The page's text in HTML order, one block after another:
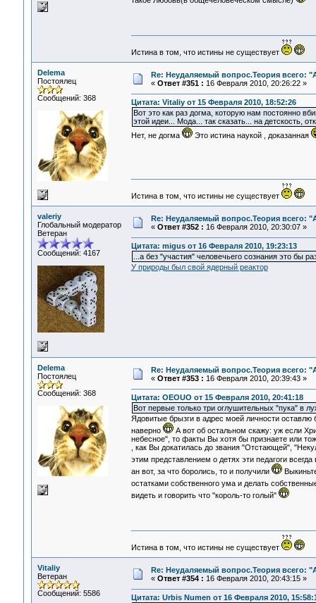
Истина в том, что истины не существует
Delema
Постоялец
Сообщений: 368
Re: Неудаляемый вопрос.Теория всего:
« Ответ #351 : 16 Февраля 2010, 20:26:22 »
Цитата: Vitaliy от 15 Февраля 2010, 18:52:26
Вот это как раз догма, которую нам постоянно
этой идеи... Мода... так сказать... на детскость,
Нет, не догма
Это истина наукой , доказанная
Истина в том, что истины не существует
valeriy
Глобальный модератор
Ветеран
Сообщений: 4167
Re: Неудаляемый вопрос.Теория всего:
« Ответ #352 : 16 Февраля 2010, 20:30:07 »
Цитата: migus от 16 Февраля 2010, 19:23:13
...а без "участия" человечьего сознания это бы
У природы был свой ядерный реактор
Delema
Постоялец
Сообщений: 368
Re: Неудаляемый вопрос.Теория всего:
« Ответ #353 : 16 Февраля 2010, 20:39:43 »
Цитата: OEOUO от 15 Февраля 2010, 20:41:18
Вот первые только три оглушительных "пука" в
Ядовитые брызги в адрес моей личности оставлю
наверно
А вот об остальном скажу: уж если
небесное", то факты Вы хотя бы признаете или
, как Вы докатилась до звания "Отстающей",
этим представлением о детях эти педагоги
ан вот, за что боролись, то и получили
остатками собственного ума и делать
видеть и говорить что "король-то голый"
Истина в том, что истины не существует
Vitaliy
Ветеран
Сообщений: 5586
Re: Неудаляемый вопрос.Теория всего:
« Ответ #354 : 16 Февраля 2010, 20:43:15 »
Цитата: Urbis Numen от 16 Февраля 2010,